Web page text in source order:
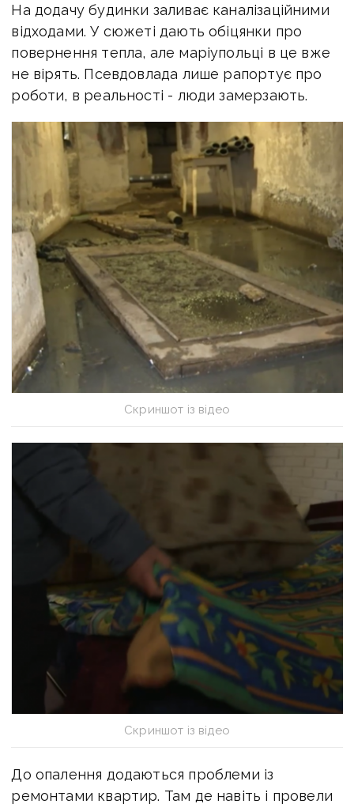
На додачу будинки заливає каналізаційними
відходами. У сюжеті дають обіцянки про
повернення тепла, але маріупольці в це вже
не вірять. Псевдовлада лише рапортує про
роботи, в реальності - люди замерзають.
Скриншот із відео
Скриншот із відео
До опалення додаються проблеми із
ремонтами квартир. Там де навіть і провели